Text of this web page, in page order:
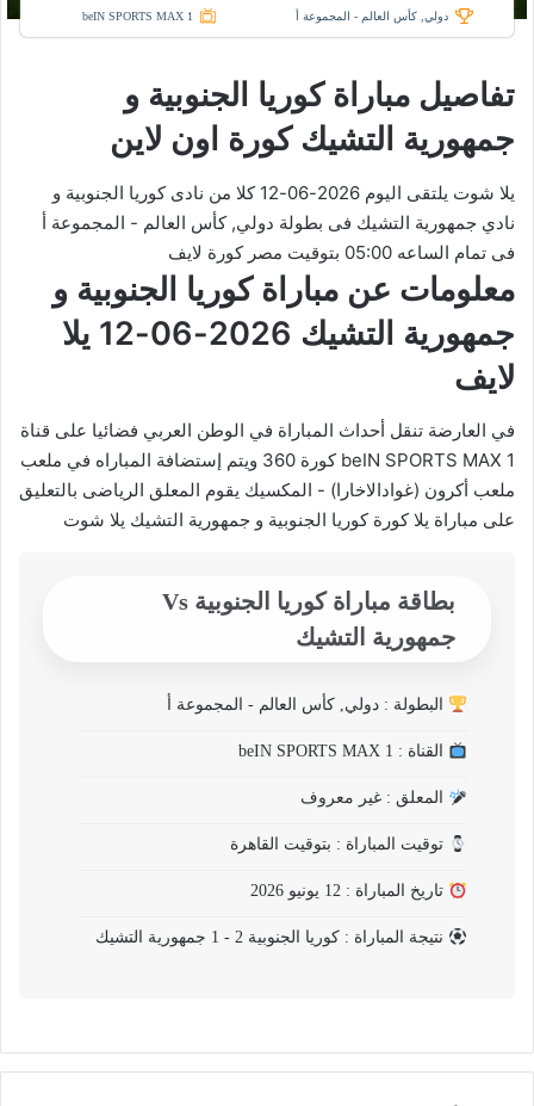
دولي, كأس العالم - المجموعة أ beIN SPORTS MAX 1
تفاصيل مباراة كوريا الجنوبية و
جمهورية التشيك كورة اون لاين
يلا شوت يلتقى اليوم 2026-06-12 كلا من نادى كوريا الجنوبية و
نادي جمهورية التشيك فى بطولة دولي, كأس العالم - المجموعة أ
فى تمام الساعه 05:00 بتوقيت مصر كورة لايف
معلومات عن مباراة كوريا الجنوبية و
جمهورية التشيك 2026-06-12 يلا
لايف
في العارضة تنقل أحداث المباراة في الوطن العربي فضائيا على قناة
beIN SPORTS MAX 1 كورة 360 ويتم إستضافة المباراه في ملعب
ملعب أكرون (غوادالاخارا) - المكسيك يقوم المعلق الرياضى بالتعليق
على مباراة يلا كورة كوريا الجنوبية و جمهورية التشيك يلا شوت
بطاقة مباراة كوريا الجنوبية Vs
جمهورية التشيك
البطولة : دولي, كأس العالم - المجموعة أ
القناة : beIN SPORTS MAX 1
المعلق : غير معروف
توقيت المباراة : بتوقيت القاهرة
تاريخ المباراة : 12 يونيو 2026
نتيجة المباراة : كوريا الجنوبية 2 - 1 جمهورية التشيك